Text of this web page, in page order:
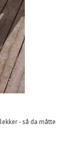
- så da måtte